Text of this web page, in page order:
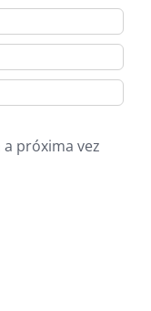
próxima vez